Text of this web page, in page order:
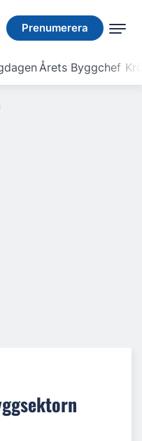
Prenumerera
Årets Byggchef
Prenumerera